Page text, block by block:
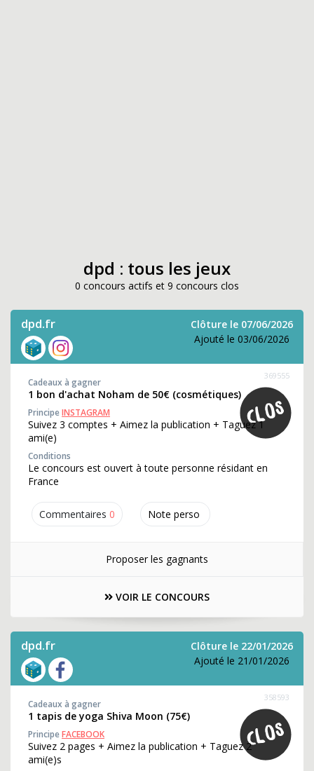
dpd : tous les jeux
0 concours actifs et 9 concours clos
dpd.fr
Clôture le 07/06/2026
Ajouté le 03/06/2026
Commentaires 0 Note perso
369555
Cadeaux à gagner
1 bon d'achat Noham de 50€ (cosmétiques)
PrincipeINSTAGRAM
Suivez 3 comptes + Aimez la publication + Taguez 1
ami(e)
Conditions
Le concours est ouvert à toute personne résidant en
France
Proposer les gagnants
VOIR LE CONCOURS
dpd.fr
Clôture le 22/01/2026
Ajouté le 21/01/2026
358593
Cadeaux à gagner
1 tapis de yoga Shiva Moon (75€)
PrincipeFACEBOOK
Suivez 2 pages + Aimez la publication + Taguez 2
ami(e)s